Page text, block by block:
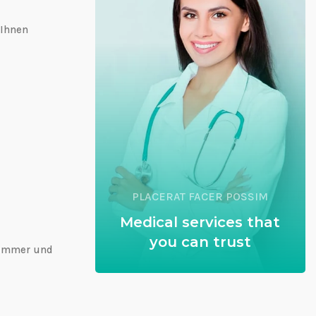
und
PLACERAT FACER POSSIM
Medical services that
you can trust